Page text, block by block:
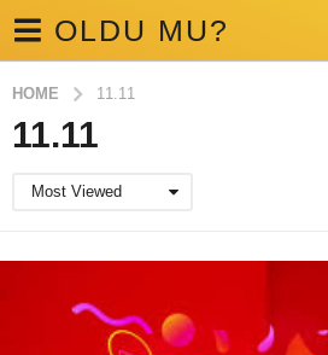
OLDU MU?
HOME 11.11
11.11
Most Viewed